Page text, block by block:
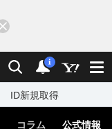
検索 通知
i
ID新規取得
コラム 公式情報